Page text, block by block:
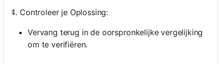
Controleer je Oplossing:
Vervang terug in de oorspronkelijke vergelijking
om te verifiëren.